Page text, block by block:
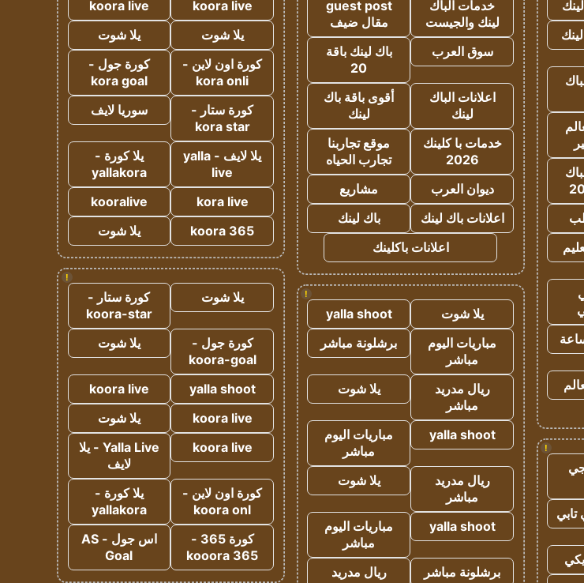
!
خدمات الباك
لينك والجيست
guest post
مقال ضيف
سوق العرب
باك لينك باقة
20
اعلانات الباك
لينك
أقوى باقة باك
لينك
خدمات با كلينك
2026
موقع تجاربنا
تجارب الحياه
ديوان العرب
مشاريع
اعلانات باك لينك
باك لينك
اعلانات باكلينك
!
يلا شوت
yalla shoot
مباريات اليوم
مباشر
برشلونة مباشر
ريال مدريد
مباشر
يلا شوت
yalla shoot
مباريات اليوم
مباشر
ريال مدريد
مباشر
يلا شوت
yalla shoot
مباريات اليوم
مباشر
برشلونة مباشر
ريال مدريد
koora live
koora live
يلا شوت
يلا شوت
كورة اون لاين -
kora onli
كورة جول -
kora goal
كورة ستار -
kora star
سوريا لايف
يلا لايف - yalla
live
يلا كورة -
yallakora
kora live
kooralive
koora 365
يلا شوت
!
يلا شوت
كورة ستار -
koora-star
كورة جول -
koora-goal
يلا شوت
yalla shoot
koora live
koora live
يلا شوت
koora live
Yalla Live - يلا
لايف
كورة اون لاين -
koora onl
يلا كورة -
yallakora
كورة 365 -
kooora 365
اس جول - AS
Goal